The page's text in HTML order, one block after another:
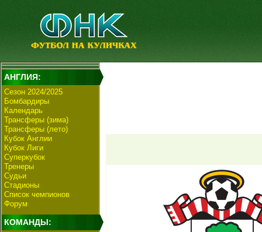
АНГЛИЯ:
Сезон 2024/2025
Бомбардиры
Календарь
Трансферы (зима)
Трансферы (лето)
Кубок Англии
Кубок Лиги
Суперкубок
Тренеры
Судьи
Стадионы
Список чемпионов
Форум
КОМАНДЫ: